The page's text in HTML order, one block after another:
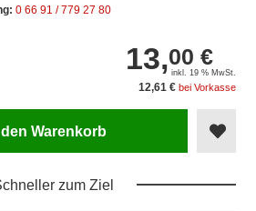
0 66 91 / 779 27 80
13,00 €
inkl. 19 % MwSt.
12,61 € bei Vorkasse
den Warenkorb
zum Ziel